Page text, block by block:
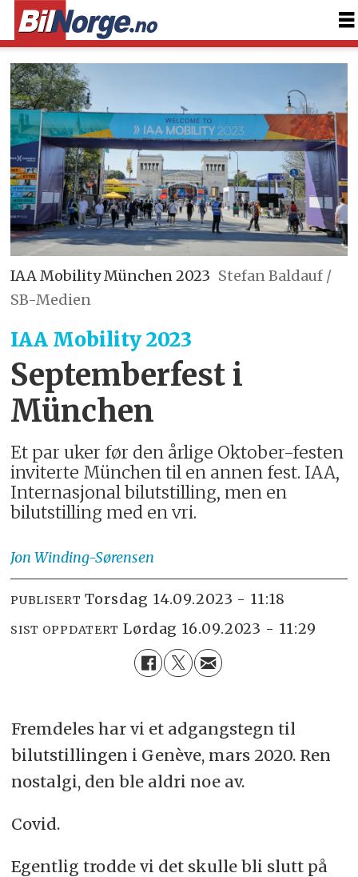
IAA Mobility München 2023 Stefan Baldauf /
SB-Medien
IAA Mobility 2023
Septemberfest i
München
Et par uker før den årlige Oktober-festen
inviterte München til en annen fest. IAA,
Internasjonal bilutstilling, men en
bilutstilling med en vri.
Jon Winding-Sørensen
PUBLISERT torsdag 14.09.2023 - 11:18
SIST OPPDATERT lørdag 16.09.2023 - 11:29
Fremdeles har vi et adgangstegn til
bilutstillingen i Genève, mars 2020. Ren
nostalgi, den ble aldri noe av.
Covid.
Egentlig trodde vi det skulle bli slutt på